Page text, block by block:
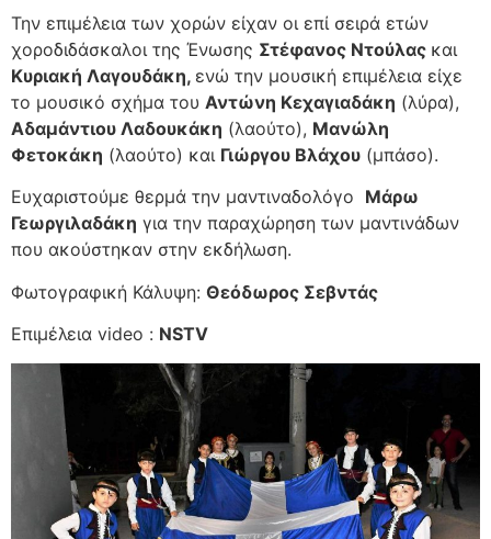
Την επιμέλεια των χορών είχαν οι επί σειρά ετών
χοροδιδάσκαλοι της Ένωσης Στέφανος Ντούλας και
Κυριακή Λαγουδάκη, ενώ την μουσική επιμέλεια είχε
το μουσικό σχήμα του Αντώνη Κεχαγιαδάκη (λύρα),
Αδαμάντιου Λαδουκάκη (λαούτο), Μανώλη
Φετοκάκη (λαούτο) και Γιώργου Βλάχου (μπάσο).
Ευχαριστούμε θερμά την μαντιναδολόγο Μάρω
Γεωργιλαδάκη για την παραχώρηση των μαντινάδων
που ακούστηκαν στην εκδήλωση.
Φωτογραφική Κάλυψη: Θεόδωρος Σεβντάς
Επιμέλεια video : NSTV